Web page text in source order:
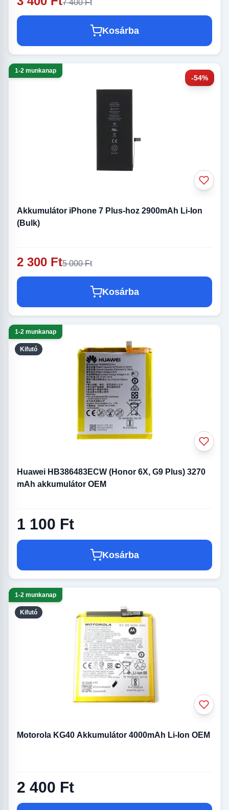
7 400 Ft
Kosárba
-54%
1-2 munkanap
Akkumulátor iPhone 7 Plus-hoz 2900mAh Li-Ion
(Bulk)
2 300 Ft5 000 Ft
Kosárba
Kifutó
1-2 munkanap
Huawei HB386483ECW (Honor 6X, G9 Plus) 3270
mAh akkumulátor OEM
1 100 Ft
Kosárba
Kifutó
1-2 munkanap
Motorola KG40 Akkumulátor 4000mAh Li-Ion OEM
2 400 Ft